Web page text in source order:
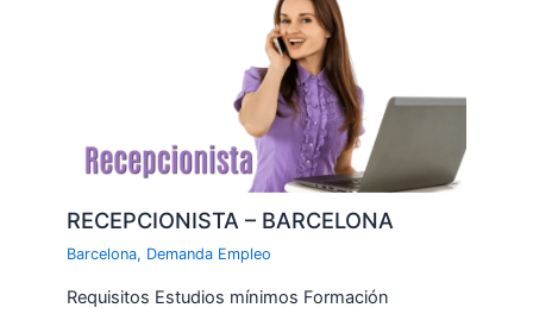
RECEPCIONISTA – BARCELONA
Barcelona, Demanda Empleo
Requisitos Estudios mínimos Formación